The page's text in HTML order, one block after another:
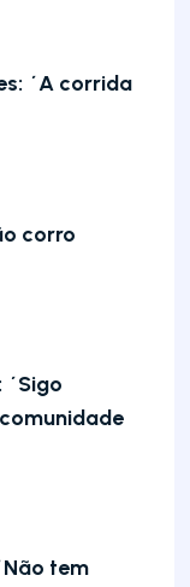
´A corrida
corro
tem